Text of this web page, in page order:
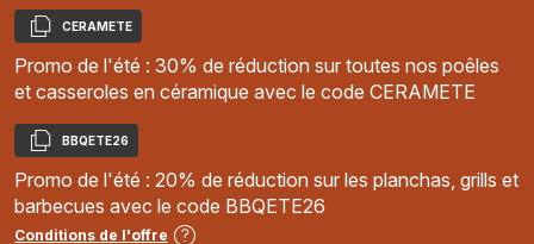
Copier
CERAMETE
Promo de l'été : 30% de réduction sur toutes nos poêles
et casseroles en céramique avec le code CERAMETE
Copier
BBQETE26
Promo de l'été : 20% de réduction sur les planchas, grills et
barbecues avec le code BBQETE26
Conditions de l'offre